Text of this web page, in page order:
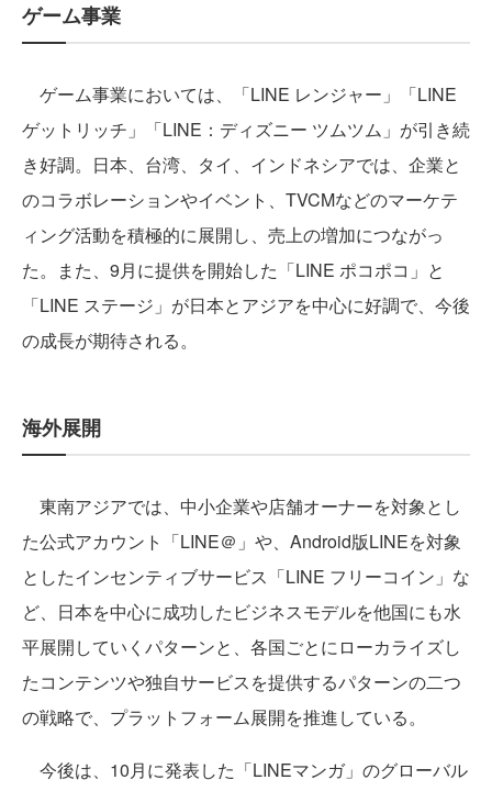
ゲーム事業
ゲーム事業においては、「LINE レンジャー」「LINE
ゲットリッチ」「LINE：ディズニー ツムツム」が引き続
き好調。日本、台湾、タイ、インドネシアでは、企業と
のコラボレーションやイベント、TVCMなどのマーケテ
ィング活動を積極的に展開し、売上の増加につながっ
た。また、9月に提供を開始した「LINE ポコポコ」と
「LINE ステージ」が日本とアジアを中心に好調で、今後
の成長が期待される。
海外展開
東南アジアでは、中小企業や店舗オーナーを対象とし
た公式アカウント「LINE＠」や、Android版LINEを対象
としたインセンティブサービス「LINE フリーコイン」な
ど、日本を中心に成功したビジネスモデルを他国にも水
平展開していくパターンと、各国ごとにローカライズし
たコンテンツや独自サービスを提供するパターンの二つ
の戦略で、プラットフォーム展開を推進している。
今後は、10月に発表した「LINEマンガ」のグローバル